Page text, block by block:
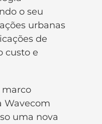
o seu
urbanas
de
custo e
marco
Wavecom
uma nova